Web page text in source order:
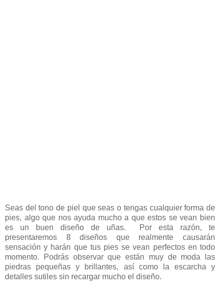
Seas del tono de piel que seas o tengas cualquier forma de
pies, algo que nos ayuda mucho a que estos se vean bien
es un buen diseño de uñas. Por esta razón, te
presentaremos 8 diseños que realmente causarán
sensación y harán que tus pies se vean perfectos en todo
momento. Podrás observar que están muy de moda las
piedras pequeñas y brillantes, así como la escarcha y
detalles sutiles sin recargar mucho el diseño.